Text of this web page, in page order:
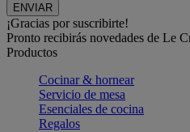
¡Gracias por suscribirte!
Pronto recibirás novedades de Le
Productos
Cocinar & hornear
Servicio de mesa
Esenciales de cocina
Regalos